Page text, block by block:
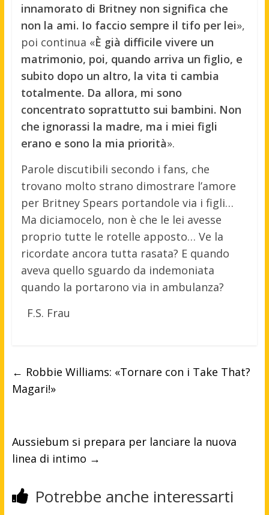
innamorato di Britney non significa che
non la ami. Io faccio sempre il tifo per lei»,
poi continua «È già difficile vivere un
matrimonio, poi, quando arriva un figlio, e
subito dopo un altro, la vita ti cambia
totalmente. Da allora, mi sono
concentrato soprattutto sui bambini. Non
che ignorassi la madre, ma i miei figli
erano e sono la mia priorità».
Parole discutibili secondo i fans, che
trovano molto strano dimostrare l’amore
per Britney Spears portandole via i figli…
Ma diciamocelo, non è che le lei avesse
proprio tutte le rotelle apposto… Ve la
ricordate ancora tutta rasata? E quando
aveva quello sguardo da indemoniata
quando la portarono via in ambulanza?
F.S. Frau
← Robbie Williams: «Tornare con i Take That?
Magari!»
Aussiebum si prepara per lanciare la nuova
linea di intimo →
Potrebbe anche interessarti